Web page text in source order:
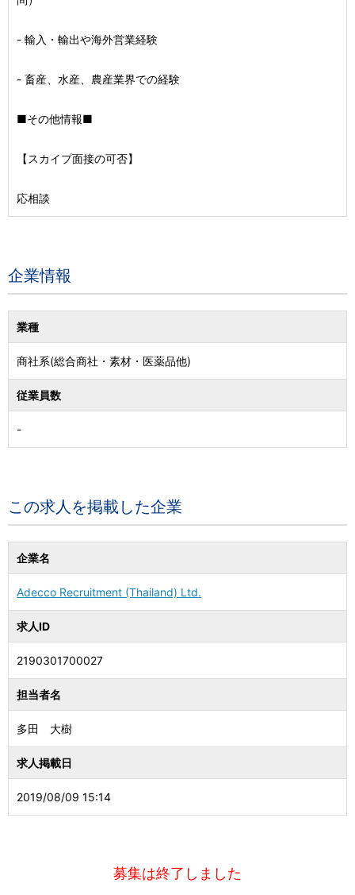
- 輸入・輸出や海外営業経験
- 畜産、水産、農産業界での経験
■その他情報■
【スカイプ面接の可否】
応相談
企業情報
業種
商社系(総合商社・素材・医薬品他)
従業員数
-
この求人を掲載した企業
企業名
Adecco Recruitment (Thailand) Ltd.
求人ID
2190301700027
担当者名
多田 大樹
求人掲載日
2019/08/09 15:14
募集は終了しました